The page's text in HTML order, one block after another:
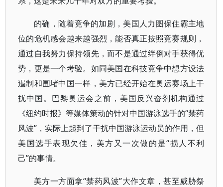
的确，随着竞争的加剧，美国人力图保住霸主地
位的危机感会越来越强烈，能否真正按照竞赛规则，
通过自我努力保持领先，而不是通过绊倒对手获得优
势，更是一个考验。如同美国在科技竞争中想方设法
遏制和围堵中国一样，美方已经开始在奥运赛场上干
扰中国。巴黎奥运会之前，美国反兴奋剂机构通过
《纽约时报》等媒体策动的针对中国游泳选手的“禁药
风波”，实际上起到了干扰中国游泳运动员的作用，但
美国选手表现欠佳，美方又一次做的是“损人不利
己”的事情。
美方一方面拿“禁药风波”大作文章，甚至威胁祭